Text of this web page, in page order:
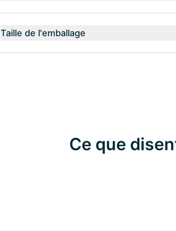
Taille de l'emballage
Ce que